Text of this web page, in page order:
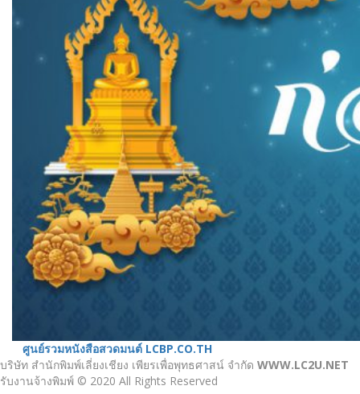
ศูนย์รวมหนังสือสวดมนต์ LCBP.CO.TH
บริษัท สำนักพิมพ์เลี่ยงเชียง เพียรเพื่อพุทธศาสน์ จำกัด WWW.LC2U.NET
รับงานจ้างพิมพ์ © 2020 All Rights Reserved